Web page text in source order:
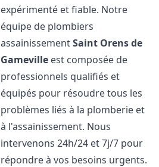
expérimenté et fiable. Notre
équipe de plombiers
assainissementSaint Orens de
Gameville est composée de
professionnels qualifiés et
équipés pour résoudre tous les
problèmes liés à la plomberie et
à l'assainissement. Nous
intervenons 24h/24 et 7j/7 pour
répondre à vos besoins urgents.